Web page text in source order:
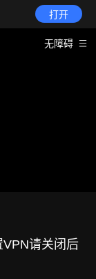
打开
无障碍
请关闭后